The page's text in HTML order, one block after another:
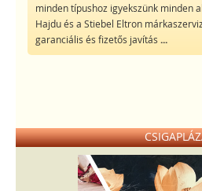
minden típushoz igyekszünk minden
Hajdu és a Stiebel Eltron
garanciális és fizetős javítás ...